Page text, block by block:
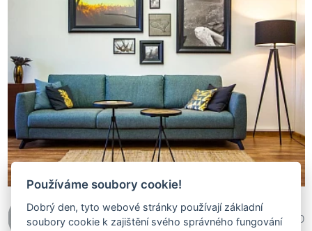
Kateřina Čambalová
378 650
Používáme soubory cookie!
Dobrý den, tyto webové stránky používají základní
soubory cookie k zajištění svého správného fungování